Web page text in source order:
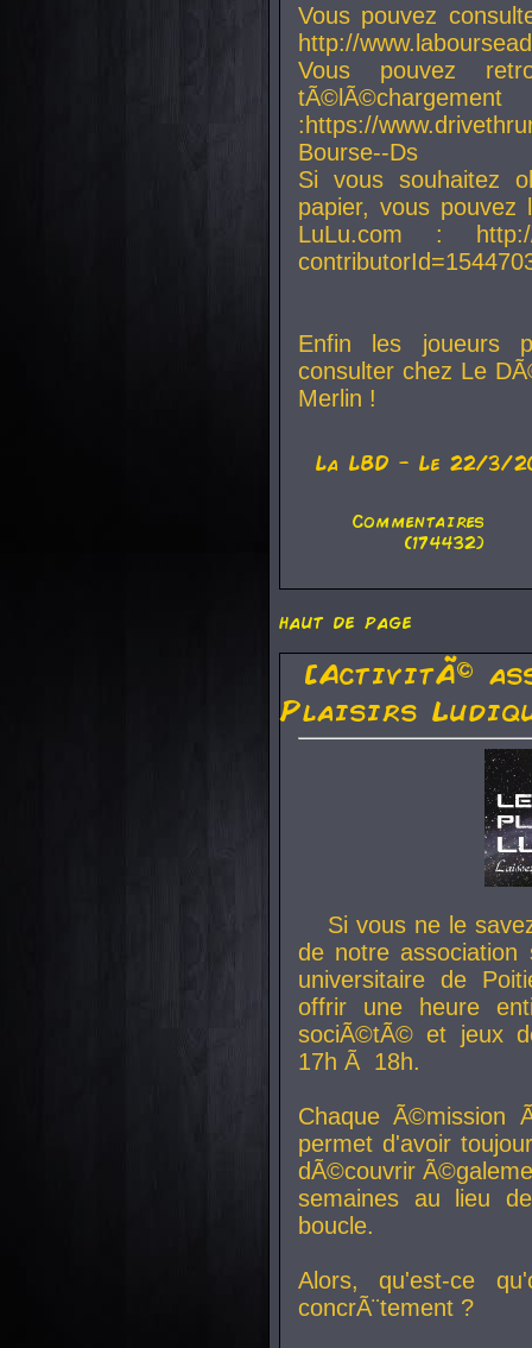
Vous pouvez
http://
Vous pouvez
:https://
Bourse--Ds
Si vous souhaitez
papier, vous
LuLu.com : http://
Enfin les joueurs
consulter chez Le
Merlin !
La LBD - Le 22/3/
Commentaires
(174432)
haut de page
[ActivitÃ©
Plaisirs
Si vous ne le
de notre
universitaire de
offrir une heure
sociÃ©tÃ© et jeux
17h Ã 18h.
Chaque Ã©mission
permet d'avoir
dÃ©couvrir
semaines au lieu
boucle.
Alors, qu'est-ce
concrÃ¨tement ?